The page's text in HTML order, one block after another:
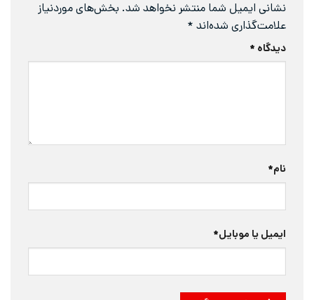
نشانی ایمیل شما منتشر نخواهد شد. بخش‌های موردنیاز
علامت‌گذاری شده‌اند *
دیدگاه *
نام*
ایمیل یا موبایل*